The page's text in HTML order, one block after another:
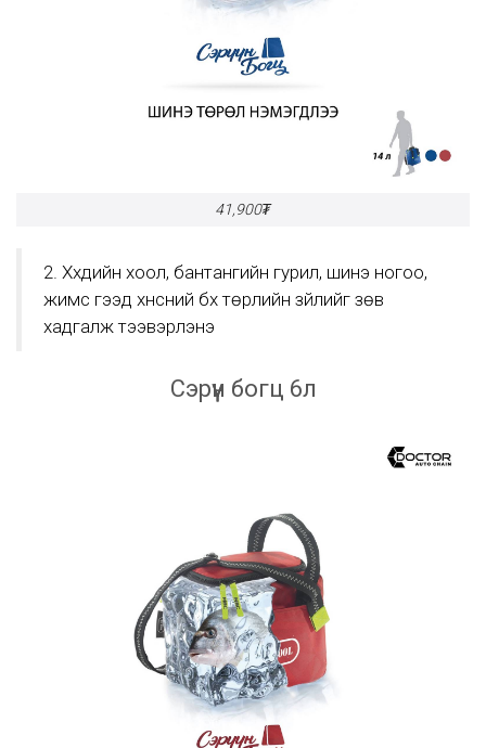
41,900₮
2. Хүүхдийн хоол, бантангийн гурил, шинэ ногоо,
жимс гээд хүнсний бүх төрлийн зүйлийг зөв
хадгалж тээвэрлэнэ
Сэрүүн богц 6л